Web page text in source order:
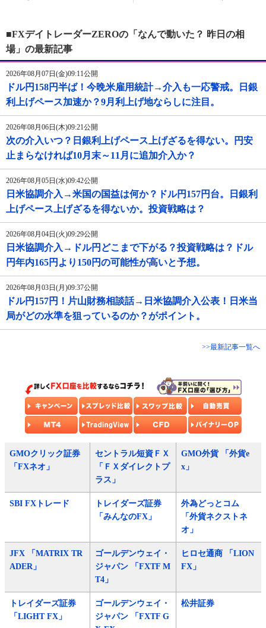
■FXデイトレーダーZEROの「なんで動いた？ 昨日の相
場」の最新記事
2026年08月07日(金)09:11公開
ドル円158円半ば！今晩米雇用統計→介入も一応警戒。日銀
利上げペース加速か？9月利上げ地ならしに注目。
2026年08月06日(木)09:21公開
次の介入いつ？日銀利上げペース上げざるを得ない。円安
止まらなければ10月末～11月に追加介入か？
2026年08月05日(水)09:42公開
日米協調介入→米国の国益は何か？ドル円157円台。日銀利
上げペース上げざるを得ないか。投資戦略は？
2026年08月04日(火)09:29公開
日米協調介入→ドル円どこまで下がる？投資戦略は？ドル
円年内165円より150円の可能性が高いと予想。
2026年08月03日(月)09:37公開
ドル円157円！片山財務相談話→日米協調介入公表！日米当
局がどの水準を狙っているのか？がポイント。
>>最新記事一覧へ
GMOクリック証券
「FXネオ」
セントラル短資ＦＸ
「ＦＸダイレクトプ
ラス」
GMO外貨 「外貨e
x」
SBI FXトレード
トレイダーズ証券
「みんなのFX」
外為どっとコム
「外貨ネクストネ
オ」
JFX 「MATRIX TR
ADER」
ゴールデンウェイ・
ジャパン 「FXTF M
T4」
ヒロセ通商 「LION
FX」
トレイダーズ証券
「LIGHT FX」
ゴールデンウェイ・
ジャパン 「FXTF G
松井証券